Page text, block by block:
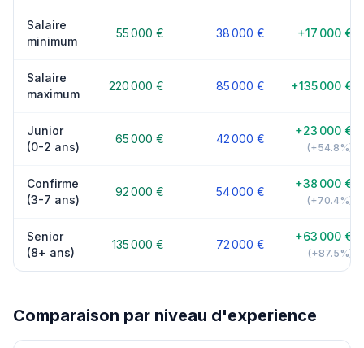
Salaire
minimum
55 000 € 38 000 € +17 000 €
Salaire
maximum
220 000 € 85 000 € +135 000 €
Junior
(0-2 ans)
65 000 € 42 000 €
+23 000 €
(+54.8%)
Confirme
(3-7 ans)
92 000 € 54 000 €
+38 000 €
(+70.4%)
Senior
(8+ ans)
135 000 € 72 000 €
+63 000 €
(+87.5%)
Comparaison par niveau d'experience